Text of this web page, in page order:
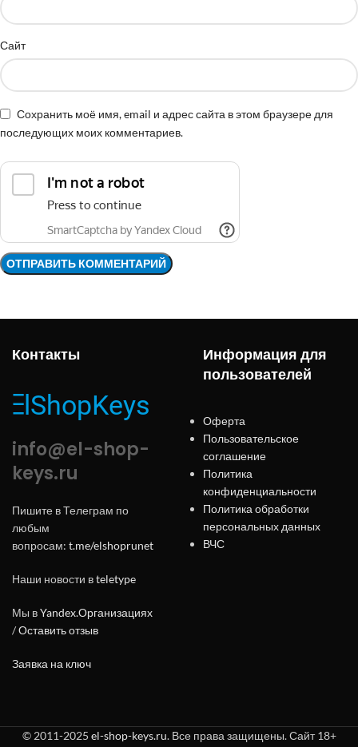
Сайт
Сохранить моё имя, email и адрес сайта в этом браузере для
последующих моих комментариев.
Контакты
info@el-shop-
keys.ru
Пишите в Телеграм по
любым
вопросам: t.me/elshoprunet
Наши новости вteletype
Мы вYandex.Организациях
/Оставить отзыв
Заявка на ключ
Информация для
пользователей
Оферта
Пользовательское
соглашение
Политика
конфиденциальности
Политика обработки
персональных данных
ВЧС
© 2011-2025 el-shop-keys.ru. Все права защищены. Сайт 18+